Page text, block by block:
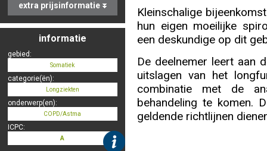
Zoek op kaart
Registreren
extra prijsinformatie
informatie
gebied:
Somatiek
categorie(ën):
Longziekten
onderwerp(en):
COPD/Astma
ICPC:
A
Kleinschalige
hun eigen moeilijke
een deskundige op dit
De deelnemer leert aan
uitslagen van het
combinatie met de
behandeling te komen.
geldende richtlijnen